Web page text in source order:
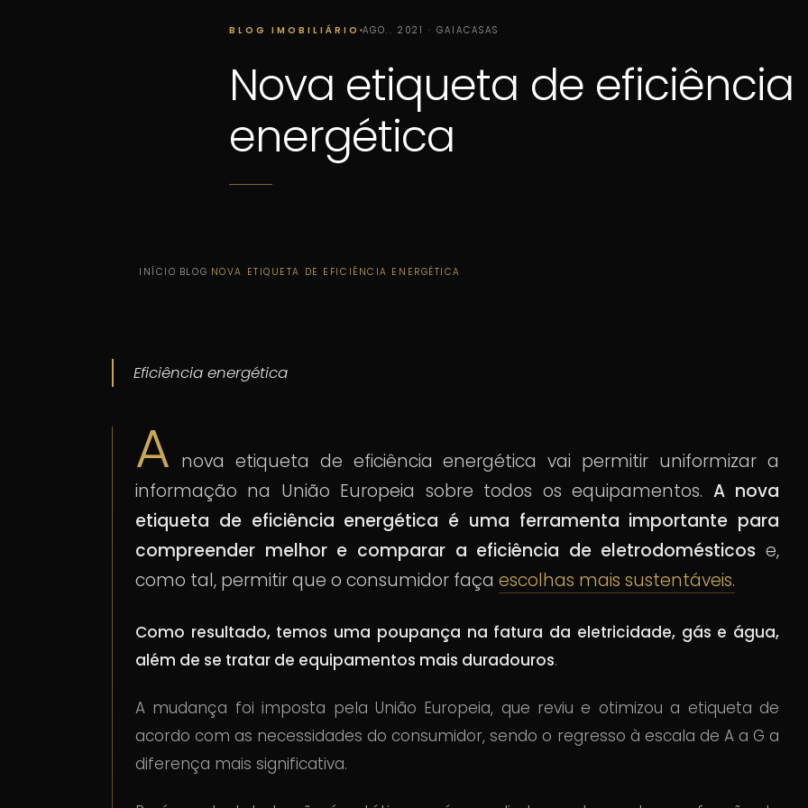
BLOG IMOBILIÁRIO AGO.. 2021 · GAIACASAS
Nova etiqueta de eficiência
energética
INÍCIO· BLOG· NOVA ETIQUETA DE EFICIÊNCIA ENERGÉTICA
Eficiência energética
A nova etiqueta de eficiência energética vai permitir uniformizar a
informação na União Europeia sobre todos os equipamentos. A nova
etiqueta de eficiência energética é uma ferramenta importante para
compreender melhor e comparar a eficiência de eletrodomésticos e,
como tal, permitir que o consumidor faça escolhas mais sustentáveis.
Como resultado, temos uma poupança na fatura da eletricidade, gás e água,
além de se tratar de equipamentos mais duradouros.
A mudança foi imposta pela União Europeia, que reviu e otimizou a etiqueta de
acordo com as necessidades do consumidor, sendo o regresso à escala de A a G a
diferença mais significativa.